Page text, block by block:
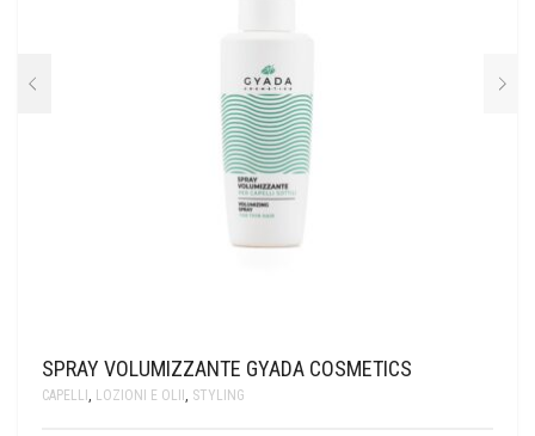
SPRAY VOLUMIZZANTE GYADA COSMETICS
CAPELLI , LOZIONI E OLII , STYLING